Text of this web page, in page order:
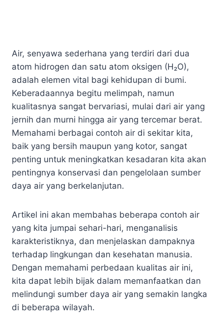
Air, senyawa sederhana yang terdiri dari dua
atom hidrogen dan satu atom oksigen (H₂O),
adalah elemen vital bagi kehidupan di bumi.
Keberadaannya begitu melimpah, namun
kualitasnya sangat bervariasi, mulai dari air yang
jernih dan murni hingga air yang tercemar berat.
Memahami berbagai contoh air di sekitar kita,
baik yang bersih maupun yang kotor, sangat
penting untuk meningkatkan kesadaran kita akan
pentingnya konservasi dan pengelolaan sumber
daya air yang berkelanjutan.
Artikel ini akan membahas beberapa contoh air
yang kita jumpai sehari-hari, menganalisis
karakteristiknya, dan menjelaskan dampaknya
terhadap lingkungan dan kesehatan manusia.
Dengan memahami perbedaan kualitas air ini,
kita dapat lebih bijak dalam memanfaatkan dan
melindungi sumber daya air yang semakin langka
di beberapa wilayah.